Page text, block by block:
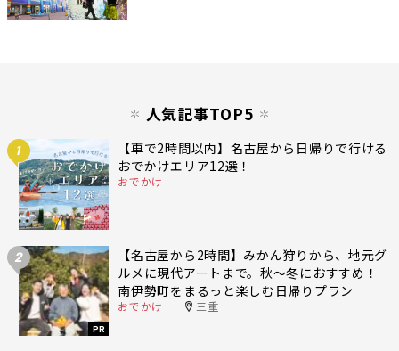
人気記事TOP5
1
【車で2時間以内】名古屋から日帰りで行ける
おでかけエリア12選！
おでかけ
2
PR
【名古屋から2時間】みかん狩りから、地元グ
ルメに現代アートまで。秋〜冬におすすめ！
南伊勢町をまるっと楽しむ日帰りプラン
おでかけ 三重